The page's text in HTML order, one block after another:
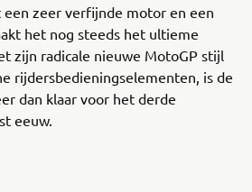
zeer verfijnde motor en een
het nog steeds het ultieme
zijn radicale nieuwe MotoGP stijl
rijdersbedieningselementen, is de
dan klaar voor het derde
eeuw.